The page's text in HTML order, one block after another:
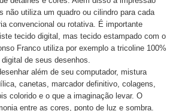
não utiliza um quadro ou cilindro para cada
convencional ou rotativa. É importante
tecido digital, mas tecido estampado com o
Franco utiliza por exemplo a tricoline 100%
de seus desenhos.
além de seu computador, mistura
canetas, marcador definitivo, colagens,
colorido e o que a imaginação levar. O
entre as cores, ponto de luz e sombra.